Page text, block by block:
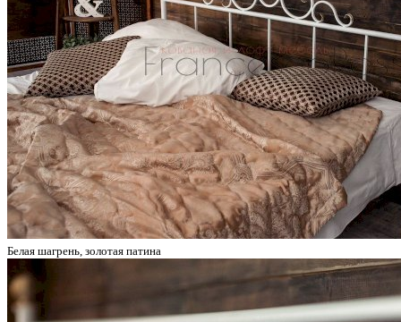
Белая шагрень, золотая патина